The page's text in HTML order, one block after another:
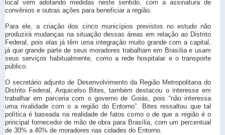
local vem adotando medidas neste sentido, com a assinatura de
convênios e outras ações para beneficiar a região.
Para ele, a criação dos cinco municípios previstos no estudo não
produzirá mudanças na situação dessas áreas em relação ao Distrito
Federal, pois elas já têm uma integração muito grande com a capital,
já que grande parte de seus moradores trabalham em Brasília e usam
seus serviços habitualmente, como a rede hospitalar e o transporte
público.
O secretário adjunto de Desenvolvimento da Região Metropolitana do
Distrito Federal, Arquicelso Bites, também destacou o interesse em
trabalhar em parceria com o governo de Goiás, pois “não interessa
uma rivalidade com o a região do Entorno”. Bites ressaltou que tal
política é baseada na realidade de fatos como o de que a região é o
principal fornecedor de mão de obra para Brasília, com um percentual
de 30% a 40% de moradores nas cidades do Entorno.